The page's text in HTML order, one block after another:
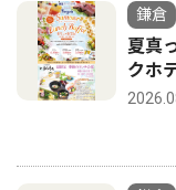
鎌倉
夏真
クホ